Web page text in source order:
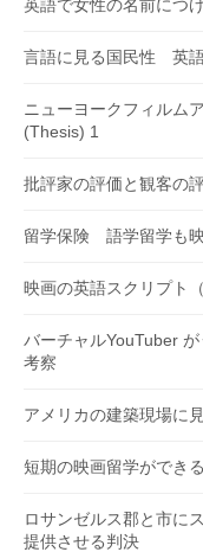
英語で女性の名前に
言語に見る国民性 英
ニューヨークフィルム
(Thesis) 1
批評家の評価と観客の
留学保険 語学留学も
映画の英語スクリプト
バーチャルYouTuber
考察
アメリカの建築現場に
短期の映画留学ができ
ロサンゼルス郡と市に
提供させる判決